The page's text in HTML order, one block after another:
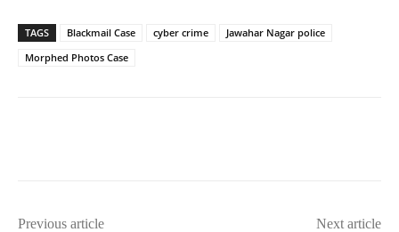
TAGS Blackmail Case cyber crime
Jawahar Nagar police
Morphed Photos Case
Previous article Next article